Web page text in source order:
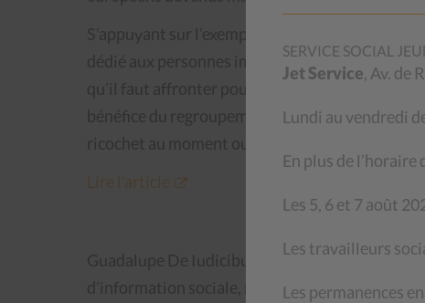
S’appuyant sur l’exemple de trois jeunes
dédié aux personnes immigrées du CSP, G. De
qu’il faut affronter pour comprendre la situation
bénéfice du regroupement familial et qui voient
ricochet au moment ou leur mère quitte leur
Lire l’article
Guadalupe De Iudicibus, «Des jeunes migrants
d’information sociale, mis en ligne le 14
SERVICE SOCIAL
Jet Service, Av. de
Lundi au vendredi
En plus de l’horaire
Les 5, 6 et 7 août
Les travailleurs
Les permanences